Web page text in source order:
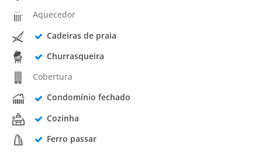
Aquecedor
Cadeiras de praia
Churrasqueira
Cobertura
Condomínio fechado
Cozinha
Ferro passar